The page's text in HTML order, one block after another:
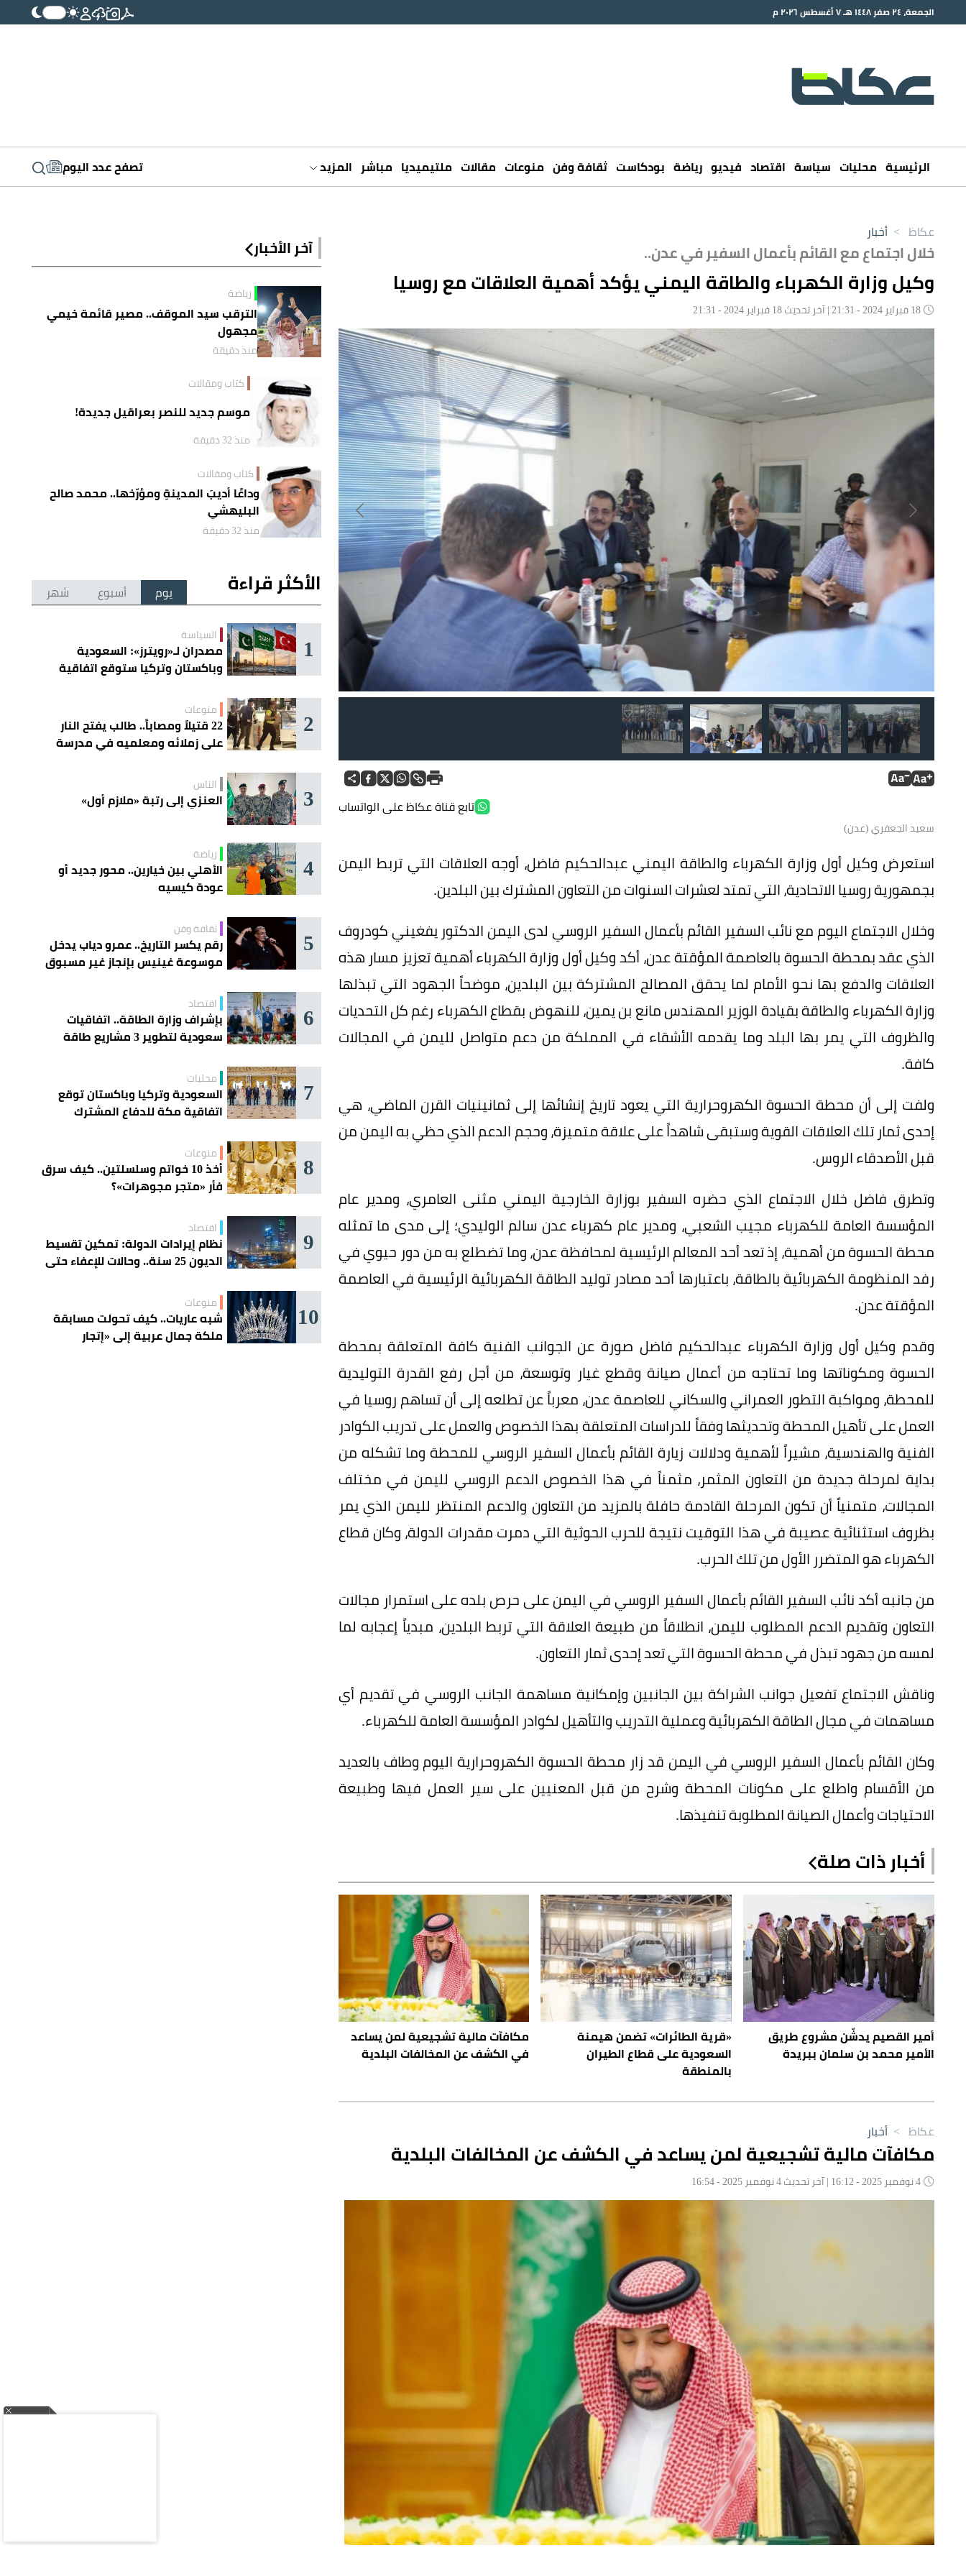
الجمعة، ٢٤ صفر ١٤٤٨ هـ ٧ أغسطس ٢٠٢٦ م
الرئيسية محليات سياسة اقتصاد فيديو رياضة بودكاست ثقافة وفن منوعات مقالات ملتيميديا مباشر المزيد تصفح عدد اليوم
عكاظ > أخبار
خلال اجتماع مع القائم بأعمال السفير في عدن..
وكيل وزارة الكهرباء والطاقة اليمني يؤكد أهمية العلاقات مع روسيا
تابع قناة عكاظ على الواتساب
سعيد الجعفري (عدن)
استعرض وكيل أول وزارة الكهرباء والطاقة اليمني عبدالحكيم فاضل، أوجه العلاقات التي تربط اليمن
بجمهورية روسيا الاتحادية، التي تمتد لعشرات السنوات من التعاون المشترك بين البلدين.
وخلال الاجتماع اليوم مع نائب السفير القائم بأعمال السفير الروسي لدى اليمن الدكتور يفغيني كودروف
الذي عقد بمحطة الحسوة بالعاصمة المؤقتة عدن، أكد وكيل أول وزارة الكهرباء أهمية تعزيز مسار هذه
العلاقات والدفع بها نحو الأمام لما يحقق المصالح المشتركة بين البلدين، موضحاً الجهود التي تبذلها
وزارة الكهرباء والطاقة بقيادة الوزير المهندس مانع بن يمين، للنهوض بقطاع الكهرباء رغم كل التحديات
والظروف التي يمر بها البلد وما يقدمه الأشقاء في المملكة من دعم متواصل لليمن في المجالات
كافة.
ولفت إلى أن محطة الحسوة الكهروحرارية التي يعود تاريخ إنشائها إلى ثمانينيات القرن الماضي، هي
إحدى ثمار تلك العلاقات القوية وستبقى شاهداً على علاقة متميزة، وحجم الدعم الذي حظي به اليمن من
قبل الأصدقاء الروس.
وتطرق فاضل خلال الاجتماع الذي حضره السفير بوزارة الخارجية اليمني مثنى العامري، ومدير عام
المؤسسة العامة للكهرباء مجيب الشعبي، ومدير عام كهرباء عدن سالم الوليدي؛ إلى مدى ما تمثله
محطة الحسوة من أهمية، إذ تعد أحد المعالم الرئيسية لمحافظة عدن، وما تضطلع به من دور حيوي في
رفد المنظومة الكهربائية بالطاقة، باعتبارها أحد مصادر توليد الطاقة الكهربائية الرئيسية في العاصمة
المؤقتة عدن.
وقدم وكيل أول وزارة الكهرباء عبدالحكيم فاضل صورة عن الجوانب الفنية كافة المتعلقة بمحطة
الحسوة ومكوناتها وما تحتاجه من أعمال صيانة وقطع غيار وتوسعة، من أجل رفع القدرة التوليدية
للمحطة، ومواكبة التطور العمراني والسكاني للعاصمة عدن، معرباً عن تطلعه إلى أن تساهم روسيا في
العمل على تأهيل المحطة وتحديثها وفقاً للدراسات المتعلقة بهذا الخصوص والعمل على تدريب الكوادر
الفنية والهندسية، مشيراً لأهمية ودلالات زيارة القائم بأعمال السفير الروسي للمحطة وما تشكله من
بداية لمرحلة جديدة من التعاون المثمر، مثمناً في هذا الخصوص الدعم الروسي لليمن في مختلف
المجالات، متمنياً أن تكون المرحلة القادمة حافلة بالمزيد من التعاون والدعم المنتظر لليمن الذي يمر
بظروف استثنائية عصيبة في هذا التوقيت نتيجة للحرب الحوثية التي دمرت مقدرات الدولة، وكان قطاع
الكهرباء هو المتضرر الأول من تلك الحرب.
من جانبه أكد نائب السفير القائم بأعمال السفير الروسي في اليمن على حرص بلده على استمرار مجالات
التعاون وتقديم الدعم المطلوب لليمن، انطلاقاً من طبيعة العلاقة التي تربط البلدين، مبدياً إعجابه لما
لمسه من جهود تبذل في محطة الحسوة التي تعد إحدى ثمار التعاون.
وناقش الاجتماع تفعيل جوانب الشراكة بين الجانبين وإمكانية مساهمة الجانب الروسي في تقديم أي
مساهمات في مجال الطاقة الكهربائية وعملية التدريب والتأهيل لكوادر المؤسسة العامة للكهرباء.
وكان القائم بأعمال السفير الروسي في اليمن قد زار محطة الحسوة الكهروحرارية اليوم وطاف بالعديد
من الأقسام واطلع على مكونات المحطة وشرح من قبل المعنيين على سير العمل فيها وطبيعة
الاحتياجات وأعمال الصيانة المطلوبة تنفيذها.
أخبار ذات صلة
أمير القصيم يدشّن مشروع طريق
الأمير محمد بن سلمان ببريدة
«قرية الطائرات» تضمن هيمنة
السعودية على قطاع الطيران
بالمنطقة
مكافآت مالية تشجيعية لمن يساعد
في الكشف عن المخالفات البلدية
آخر الأخبار
رياضة
الترقب سيد الموقف.. مصير قائمة خيمي
مجهول
منذ دقيقة
كتاب ومقالات
موسم جديد للنصر بعراقيل جديدة!
منذ 32 دقيقة
كتاب ومقالات
وداعًا أديبَ المدينةِ ومؤرّخها.. محمد صالح
البليهشي
منذ 32 دقيقة
الأكثر قراءة يوم أسبوع شهر
1 السياسة
مصدران لـ«رويترز»: السعودية
وباكستان وتركيا ستوقع اتفاقية
2 منوعات
22 قتيلاً ومصاباً.. طالب يفتح النار
على زملائه ومعلميه في مدرسة
3 الناس
العنزي إلى رتبة «ملازم أول»
4 رياضة
الأهلي بين خيارين.. محور جديد أو
عودة كيسيه
5 ثقافة وفن
رقم يكسر التاريخ.. عمرو دياب يدخل
موسوعة غينيس بإنجاز غير مسبوق
6 اقتصاد
بإشراف وزارة الطاقة.. اتفاقيات
سعودية لتطوير 3 مشاريع طاقة
7 محليات
السعودية وتركيا وباكستان توقع
اتفاقية مكة للدفاع المشترك
8 منوعات
أخذ 10 خواتم وسلسلتين.. كيف سرق
فأر «متجر مجوهرات»؟
9 اقتصاد
نظام إيرادات الدولة: تمكين تقسيط
الديون 25 سنة.. وحالات للإعفاء حتى
10 منوعات
شبه عاريات.. كيف تحولت مسابقة
ملكة جمال عربية إلى «إتجار
عكاظ > أخبار
مكافآت مالية تشجيعية لمن يساعد في الكشف عن المخالفات البلدية